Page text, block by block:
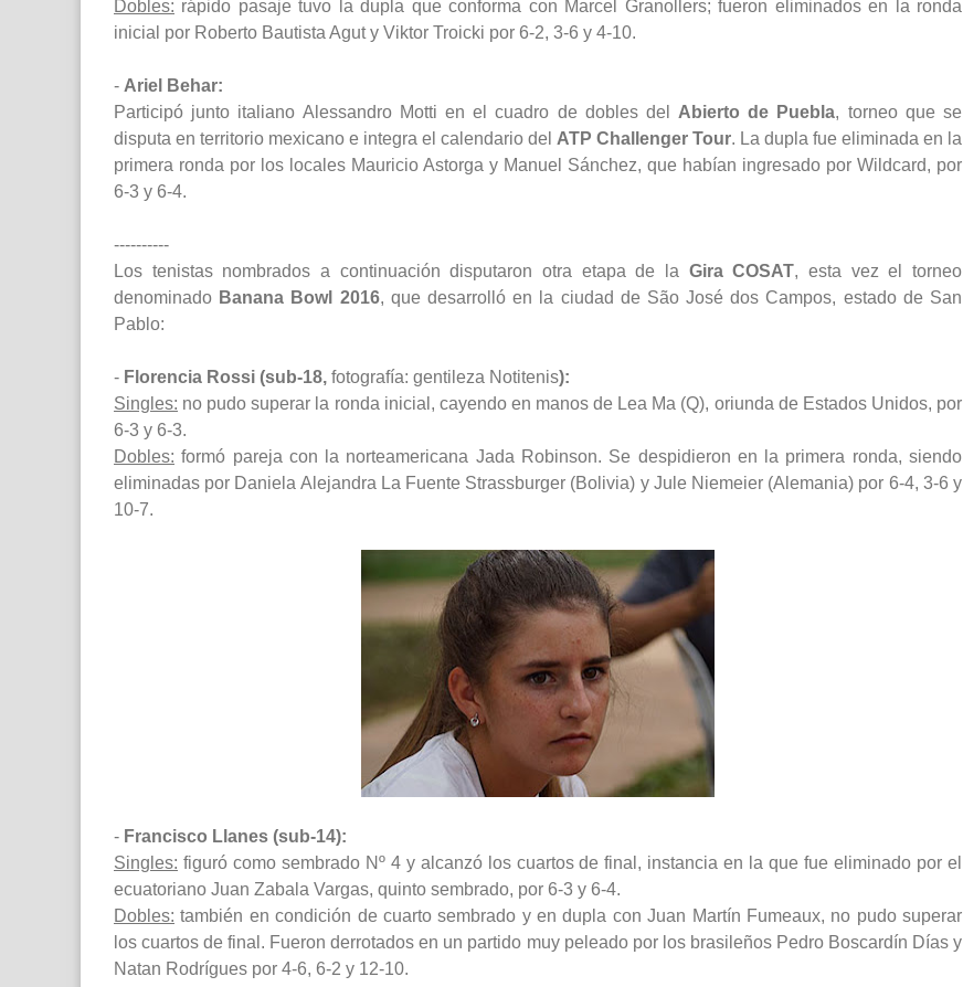
Dobles: rápido pasaje tuvo la dupla que conforma con Marcel Granollers; fueron eliminados en la ronda
inicial por Roberto Bautista Agut y Viktor Troicki por 6-2, 3-6 y 4-10.
- Ariel Behar:
Participó junto italiano Alessandro Motti en el cuadro de dobles del Abierto de Puebla, torneo que se
disputa en territorio mexicano e integra el calendario del ATP Challenger Tour. La dupla fue eliminada en la
primera ronda por los locales Mauricio Astorga y Manuel Sánchez, que habían ingresado por Wildcard, por
6-3 y 6-4.
----------
Los tenistas nombrados a continuación disputaron otra etapa de la Gira COSAT, esta vez el torneo
denominado Banana Bowl 2016, que desarrolló en la ciudad de São José dos Campos, estado de San
Pablo:
- Florencia Rossi (sub-18, fotografía: gentileza Notitenis):
Singles: no pudo superar la ronda inicial, cayendo en manos de Lea Ma (Q), oriunda de Estados Unidos, por
6-3 y 6-3.
Dobles: formó pareja con la norteamericana Jada Robinson. Se despidieron en la primera ronda, siendo
eliminadas por Daniela Alejandra La Fuente Strassburger (Bolivia) y Jule Niemeier (Alemania) por 6-4, 3-6 y
10-7.
- Francisco Llanes (sub-14):
Singles: figuró como sembrado Nº 4 y alcanzó los cuartos de final, instancia en la que fue eliminado por el
ecuatoriano Juan Zabala Vargas, quinto sembrado, por 6-3 y 6-4.
Dobles: también en condición de cuarto sembrado y en dupla con Juan Martín Fumeaux, no pudo superar
los cuartos de final. Fueron derrotados en un partido muy peleado por los brasileños Pedro Boscardín Días y
Natan Rodrígues por 4-6, 6-2 y 12-10.